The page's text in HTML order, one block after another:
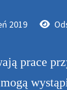
2019
prace